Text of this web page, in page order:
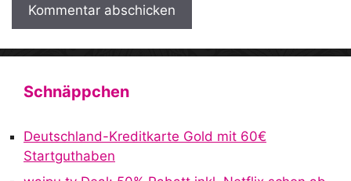
A
n
Schnäppchen
Deutschland-Kreditkarte Gold mit 60€
Startguthaben